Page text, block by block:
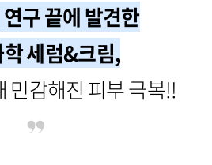
구 끝에 발견한
세럼&크림,
민감해진 피부 극복!!